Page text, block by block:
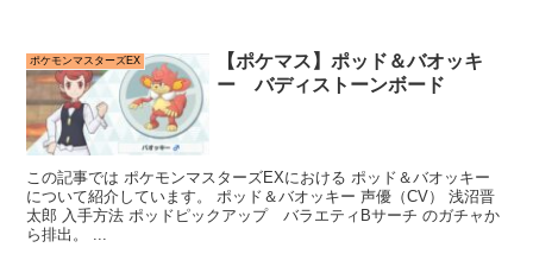
ポケモンマスターズEX
【ポケマス】ポッド＆バオッキ
ー バディストーンボード
この記事では ポケモンマスターズEXにおける ポッド＆バオッキー
について紹介しています。 ポッド＆バオッキー 声優（CV） 浅沼晋
太郎 入手方法 ポッドピックアップ バラエティBサーチ のガチャか
ら排出。 ...